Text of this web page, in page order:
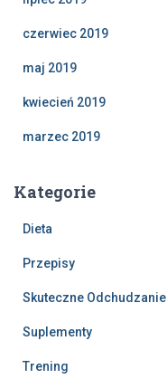
czerwiec 2019
maj 2019
kwiecień 2019
marzec 2019
Kategorie
Dieta
Przepisy
Skuteczne Odchudzanie
Suplementy
Trening